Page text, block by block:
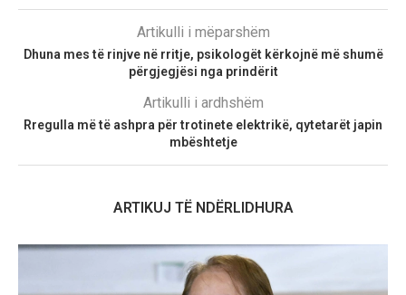
Artikulli i mëparshëm
Dhuna mes të rinjve në rritje, psikologët kërkojnë më shumë
përgjegjësi nga prindërit
Artikulli i ardhshëm
Rregulla më të ashpra për trotinete elektrikë, qytetarët japin
mbështetje
ARTIKUJ TË NDËRLIDHURA